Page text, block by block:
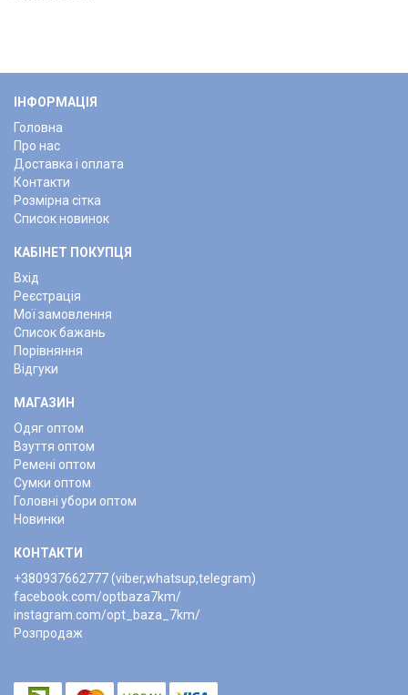
ІНФОРМАЦІЯ
Головна
Про нас
Доставка і оплата
Контакти
Розмірна сітка
Список новинок
КАБІНЕТ ПОКУПЦЯ
Вхід
Реєстрація
Мої замовлення
Список бажань
Порівняння
Відгуки
МАГАЗИН
Одяг оптом
Взуття оптом
Ремені оптом
Сумки оптом
Головні убори оптом
Новинки
КОНТАКТИ
+380937662777 (viber,whatsup,telegram)
facebook.com/optbaza7km/
instagram.com/opt_baza_7km/
Розпродаж